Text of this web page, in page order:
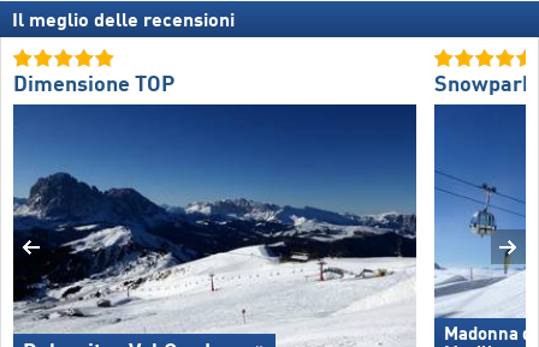
Il meglio delle recensioni
Dimensione TOP
Madonna